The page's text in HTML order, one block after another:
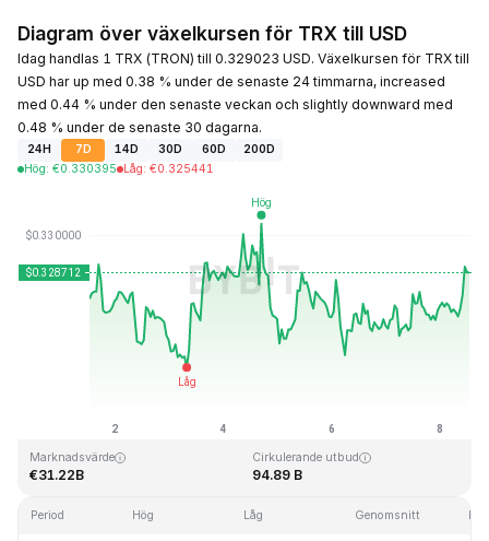
Diagram över växelkursen för TRX till USD
Idag handlas 1 TRX (TRON) till 0.329023 USD. Växelkursen för TRX till
USD har up med 0.38 % under de senaste 24 timmarna, increased
med 0.44 % under den senaste veckan och slightly downward med
0.48 % under de senaste 30 dagarna.
24H 7D 14D 30D 60D
200D
Hög: €0.330395 Låg: €0.325441
Senast uppdaterad: 2026-08-08, 12:42 GMT+0
Marknadsvärde
€31.22B
Cirkulerande utbud
94.89 B
Period Hög Låg Genomsnitt